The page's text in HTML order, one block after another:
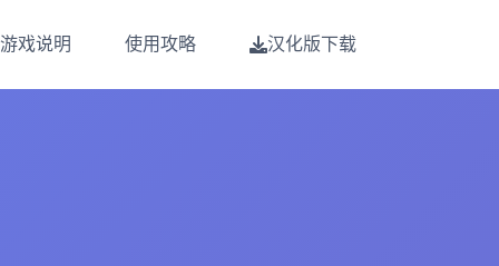
游戏说明 使用攻略 汉化版下载